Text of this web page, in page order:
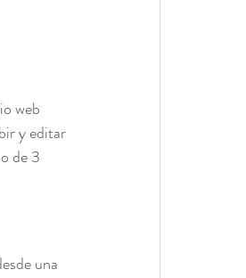
web
y editar
de 3
una